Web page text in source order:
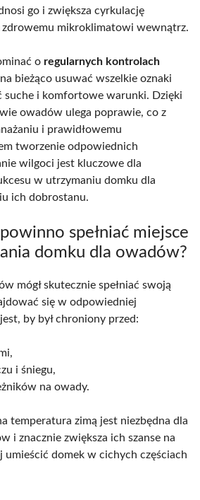
go i zwiększa cyrkulację
zdrowemu mikroklimatowi wewnątrz.
o regularnych kontrolach
bieżąco usuwać wszelkie oznaki
suche i komfortowe warunki. Dzięki
owadów ulega poprawie, co z
i prawidłowemu
tworzenie odpowiednich
wilgoci jest kluczowe dla
w utrzymaniu domku dla
ich dobrostanu.
spełniać miejsce
domku dla owadów?
mógł skutecznie spełniać swoją
się w odpowiedniej
by był chroniony przed:
i śniegu,
na owady.
temperatura zimą jest niezbędna dla
i znacznie zwiększa ich szanse na
umieścić domek w cichych częściach